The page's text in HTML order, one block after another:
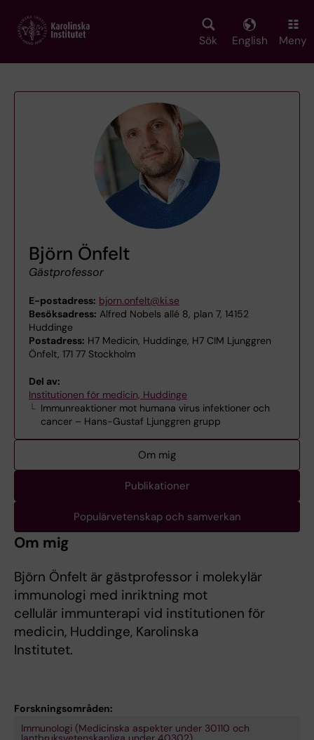
main
Sök English Meny
Björn Önfelt
Gästprofessor
E-postadress: bjorn.onfelt@ki.se
Besöksadress: Alfred Nobels allé 8, plan 7, 14152
Huddinge
Postadress: H7 Medicin, Huddinge, H7 CIM Ljunggren
Önfelt, 171 77 Stockholm
Del av:
Institutionen för medicin, Huddinge
Immunreaktioner mot humana virus infektioner och
cancer – Hans-Gustaf Ljunggren grupp
Om mig
Publikationer
Populärvetenskap och samverkan
Om mig
Björn Önfelt är gästprofessor i molekylär
immunologi med inriktning mot
cellulär immunterapi vid institutionen för
medicin, Huddinge, Karolinska
Institutet.
Forskningsområden:
Immunologi (Medicinska aspekter under 30110 och